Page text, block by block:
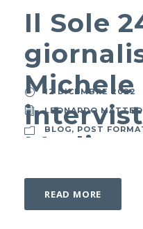
Il Sole
Michele
Mediass
Graziani
12 DICEMBRE 2022
LEONARDO
BLOG, POST
READ MORE